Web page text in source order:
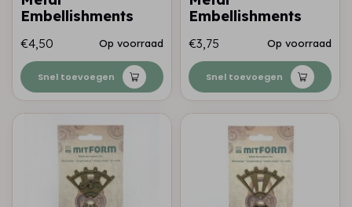
Embellishments
€4,50 Op voorraad
Snel toevoegen
Embellishments
€3,75 Op voorraad
Snel toevoegen